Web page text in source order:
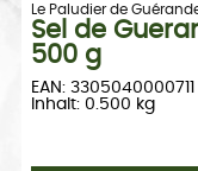
Le Paludier de
Sel de
500 g
EAN: 3305040000711
Inhalt: 0.500 kg